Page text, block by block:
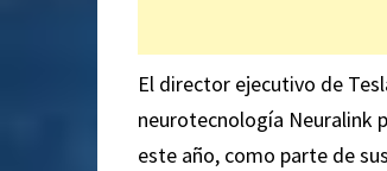
El director ejecutivo de
neurotecnología Neuralink
este año, como parte de sus